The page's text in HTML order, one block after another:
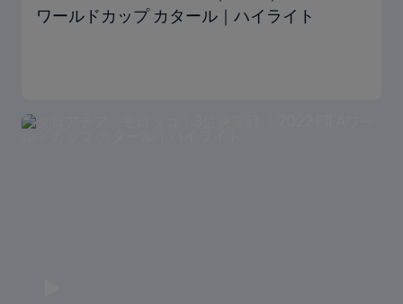
ワールドカップ カタール｜ハイライト